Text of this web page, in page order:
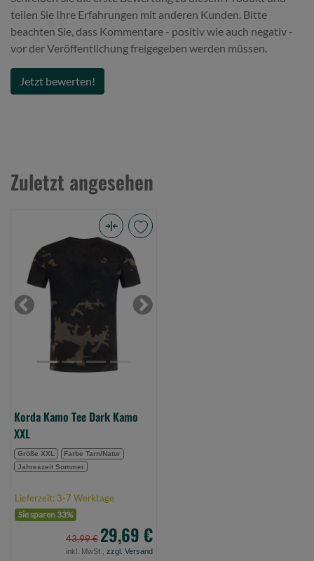
teilen Sie Ihre Erfahrungen mit anderen Kunden. Bitte
beachten Sie, dass Kommentare - positiv wie auch negativ -
vor der Veröffentlichung freigegeben werden müssen.
Jetzt bewerten!
Zuletzt angesehen
Kamo
Tee
Dark
Kamo
Previous Next
Korda Kamo Tee Dark Kamo
XXL
Größe XXL
Farbe Tarn/Natur
Jahreszeit Sommer
Lieferzeit: 3-7 Werktage
Sie sparen 33%
43,99 € 29,69 €
inkl. MwSt., zzgl. Versand